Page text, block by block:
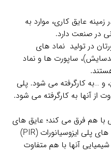
زمینه عایق کاری، موارد به
در صنعت دارد.
در تولید نماد های
ساپورت ها و نماد
…به کارگرفته می شود. پلی
از آنها به کارگرفته می شود.
با هم فرق می کند؛ عایق های
پلی ایزوسیانورات(PIR)
آنها با هم متفاوت